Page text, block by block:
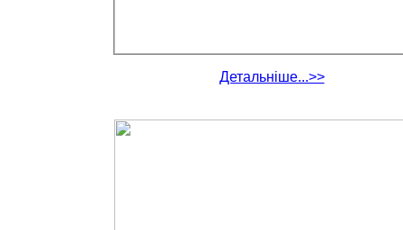
Детальніше...>>